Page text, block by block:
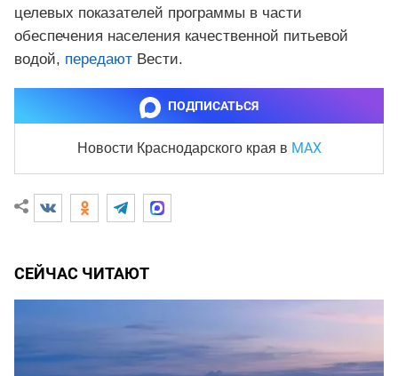
целевых показателей программы в части
обеспечения населения качественной питьевой
водой, передают Вести.
ПОДПИСАТЬСЯ
Новости Краснодарского края в MAX
СЕЙЧАС ЧИТАЮТ